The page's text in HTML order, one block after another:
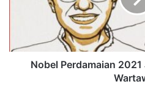
Nobel Perdamaian